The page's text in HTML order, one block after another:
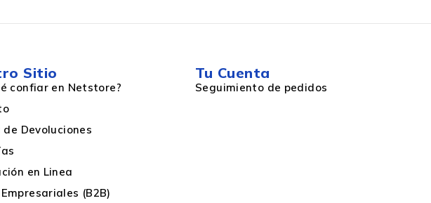
802.11b,IEEE 802.11g,IEEE 802.11n
Sitio
confiar en Netstore?
Devoluciones
en Linea
(B2B)
Tu Cuenta
Seguimiento de pedidos